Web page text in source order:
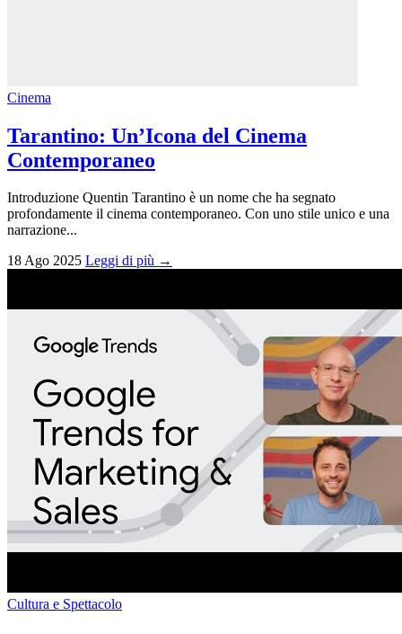
Cinema
Tarantino: Un’Icona del Cinema
Contemporaneo
Introduzione Quentin Tarantino è un nome che ha segnato
profondamente il cinema contemporaneo. Con uno stile unico e una
narrazione...
18 Ago 2025 Leggi di più →
Cultura e Spettacolo